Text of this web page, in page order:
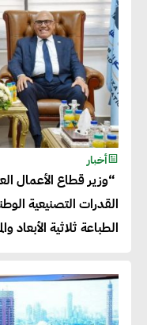
أخبار
“وزير قطاع الأعمال
القدرات التصنيعية
الطباعة ثلاثية الأبعاد